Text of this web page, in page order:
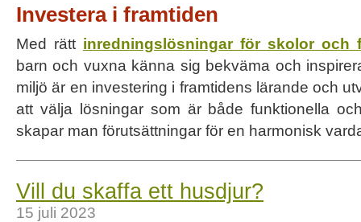
Investera i framtiden
Med rätt inredningslösningar för skolor och
barn och vuxna känna sig bekväma och
miljö är en investering i framtidens lärande och
att välja lösningar som är både funktionella
skapar man förutsättningar för en harmonisk
Vill du skaffa ett husdjur?
15 juli 2023